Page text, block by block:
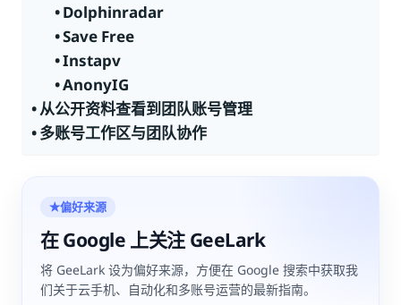
Dolphinradar
Save Free
Instapv
AnonyIG
从公开资料查看到团队账号管理
多账号工作区与团队协作
★偏好来源
在 Google 上关注 GeeLark
将 GeeLark 设为偏好来源，方便在 Google 搜索中获取我
们关于云手机、自动化和多账号运营的最新指南。